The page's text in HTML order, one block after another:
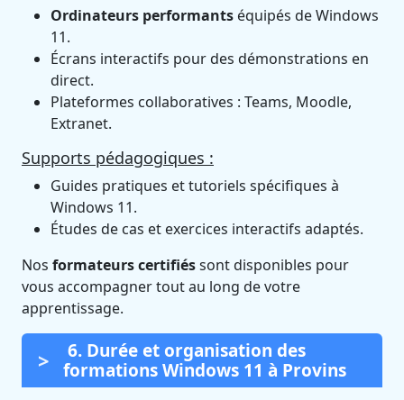
Ordinateurs performants équipés de Windows
11.
Écrans interactifs pour des démonstrations en
direct.
Plateformes collaboratives : Teams, Moodle,
Extranet.
Supports pédagogiques :
Guides pratiques et tutoriels spécifiques à
Windows 11.
Études de cas et exercices interactifs adaptés.
Nos formateurs certifiéssont disponibles pour
vous accompagner tout au long de votre
apprentissage.
6. Durée et organisation des
formations Windows 11 à Provins